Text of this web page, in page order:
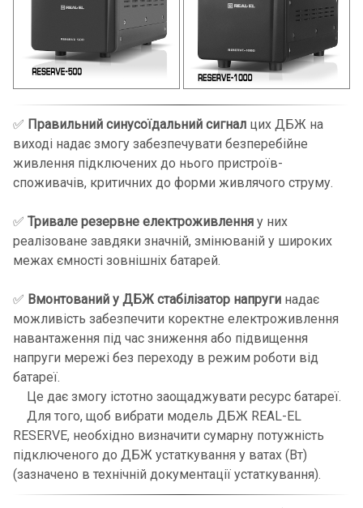
✅ Правильний синусоїдальний сигнал цих ДБЖ на
виході надає змогу забезпечувати безперебійне
живлення підключених до нього пристроїв-
споживачів, критичних до форми живлячого струму.
✅ Тривале резервне електроживлення у них
реалізоване завдяки значній, змінюваній у широких
межах ємності зовнішніх батарей.
✅ Вмонтований у ДБЖ стабілізатор напруги надає
можливість забезпечити коректне електроживлення
навантаження під час зниження або підвищення
напруги мережі без переходу в режим роботи від
батареї.
Це дає змогу істотно заощаджувати ресурс батареї.
Для того, щоб вибрати модель ДБЖ REAL-EL
RESERVE, необхідно визначити сумарну потужність
підключеного до ДБЖ устаткування у ватах (Вт)
(зазначено в технічній документації устаткування).